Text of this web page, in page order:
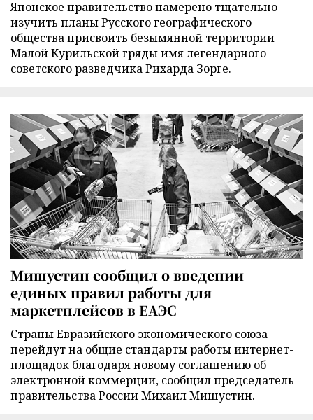
Японское правительство намерено тщательно
изучить планы Русского географического
общества присвоить безымянной территории
Малой Курильской гряды имя легендарного
советского разведчика Рихарда Зорге.
Мишустин сообщил о введении
единых правил работы для
маркетплейсов в ЕАЭС
Страны Евразийского экономического союза
перейдут на общие стандарты работы интернет-
площадок благодаря новому соглашению об
электронной коммерции, сообщил председатель
правительства России Михаил Мишустин.